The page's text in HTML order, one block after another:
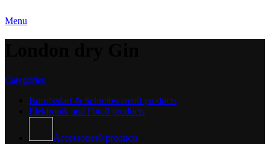
Menu
Categories
Bürobedarf & Schreibwaren0 products
Elektronik and Foto0 products
Accessories0 products